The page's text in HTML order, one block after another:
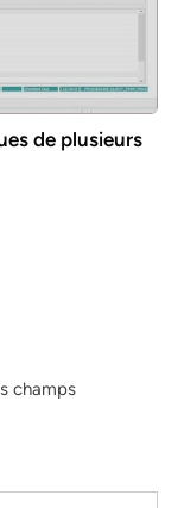
de plusieurs
champs